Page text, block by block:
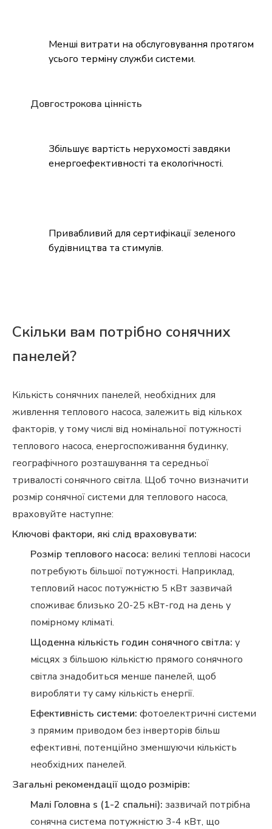
Менші витрати на обслуговування протягом
усього терміну служби системи.
Довгострокова цінність
Збільшує вартість нерухомості завдяки
енергоефективності та екологічності.
Привабливий для сертифікації зеленого
будівництва та стимулів.
Скільки вам потрібно сонячних
панелей?
Кількість сонячних панелей, необхідних для
живлення теплового насоса, залежить від кількох
факторів, у тому числі від номінальної потужності
теплового насоса, енергоспоживання будинку,
географічного розташування та середньої
тривалості сонячного світла. Щоб точно визначити
розмір сонячної системи для теплового насоса,
враховуйте наступне:
Ключові фактори, які слід враховувати:
Розмір теплового насоса: великі теплові насоси
потребують більшої потужності. Наприклад,
тепловий насос потужністю 5 кВт зазвичай
споживає близько 20-25 кВт-год на день у
помірному кліматі.
Щоденна кількість годин сонячного світла: у
місцях з більшою кількістю прямого сонячного
світла знадобиться менше панелей, щоб
виробляти ту саму кількість енергії.
Ефективність системи: фотоелектричні системи
з прямим приводом без інверторів більш
ефективні, потенційно зменшуючи кількість
необхідних панелей.
Загальні рекомендації щодо розмірів:
Малі Головна s (1-2 спальні): зазвичай потрібна
сонячна система потужністю 3-4 кВт, що